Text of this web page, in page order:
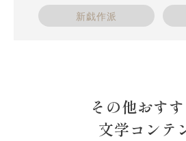
新戯作派
その他おす
文学コンテ